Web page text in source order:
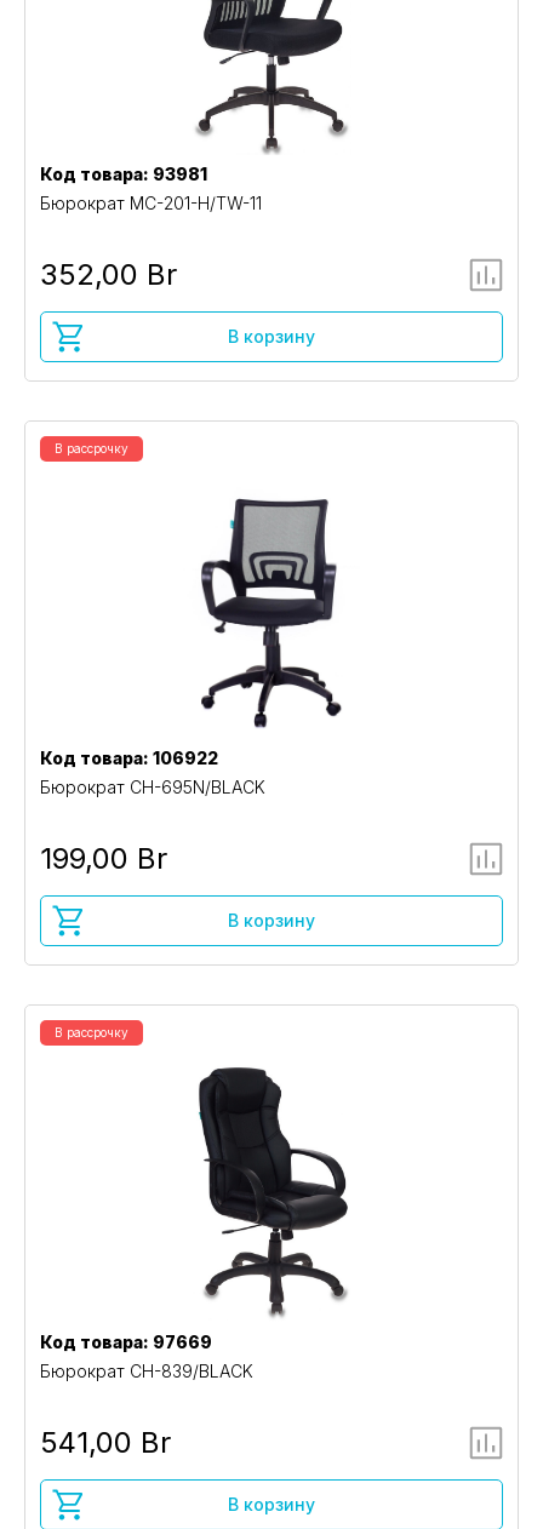
Код товара: 93981
Бюрократ MC-201-H/TW-11
352,00 Br
В корзину
В рассрочку
Код товара: 106922
Бюрократ CH-695N/BLACK
199,00 Br
В корзину
В рассрочку
Код товара: 97669
Бюрократ CH-839/BLACK
541,00 Br
В корзину